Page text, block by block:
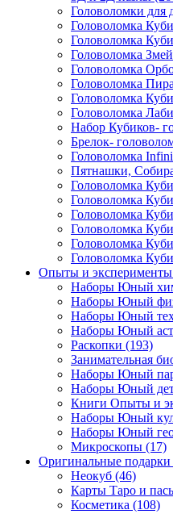
Головоломки для
Головоломка
Головоломка
Головоломка
Головоломка
Головоломка
Головоломка
Головоломка
Набор Кубиков-
Брелок-
Головоломка
Пятнашки,
Головоломка
Головоломка
Головоломка
Головоломка
Головоломка
Головоломка
Опыты и эксперименты
Наборы Юный
Наборы Юный
Наборы Юный
Наборы Юный
Раскопки (193)
Занимательная
Наборы Юный
Наборы Юный
Книги Опыты и
Наборы Юный
Наборы Юный
Микроскопы (17)
Оригинальные подарки
Неокуб (46)
Карты Таро и
Косметика (108)